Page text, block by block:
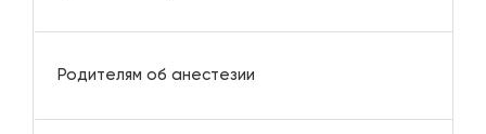
Родителям об анестезии